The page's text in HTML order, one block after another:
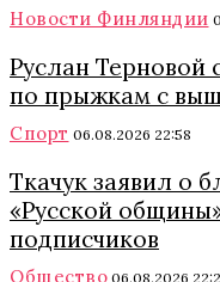
Новости Финляндии
Руслан Терновой
по прыжкам с
Спорт 06.08.2026 22:58
Ткачук заявил о
«Русской
подписчиков
Общество 06.08.2026